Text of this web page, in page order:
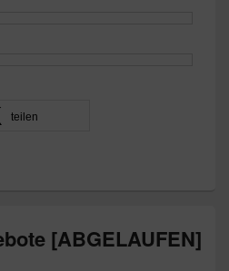
teilen
[ABGELAUFEN]